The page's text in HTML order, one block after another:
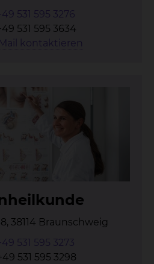
531 595 3276
531 595 3634
kontaktieren
38114 Braunschweig
531 595 3273
531 595 3298